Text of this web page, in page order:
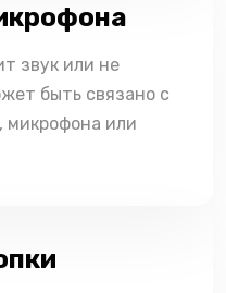
звук или не
быть связано с
или